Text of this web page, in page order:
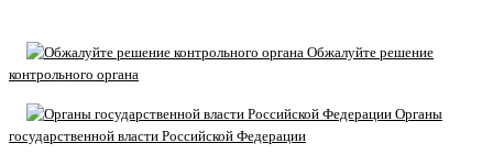
Обжалуйте решение
контрольного органа
Органы
государственной власти Российской Федерации